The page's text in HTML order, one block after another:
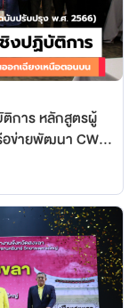
ติการ หลักสูตรผู้
อข่ายพัฒนา CWIE